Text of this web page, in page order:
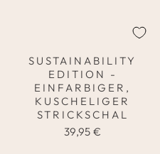
SUSTAINABILITY
EDITION -
EINFARBIGER,
KUSCHELIGER
STRICKSCHAL
39,95 €